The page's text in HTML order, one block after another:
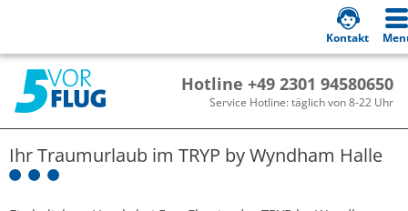
Hotline +49 2301 94580650
Service Hotline: täglich von 8-22 Uhr
Kontakt
Ihr Traumurlaub im TRYP by Wyndham Halle